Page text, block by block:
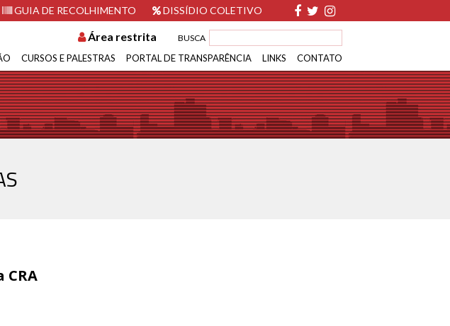
GUIA DE RECOLHIMENTO DISSÍDIO COLETIVO
BUSCA
Área restrita
CURSOS E PALESTRAS PORTAL DE TRANSPARÊNCIA LINKS CONTATO